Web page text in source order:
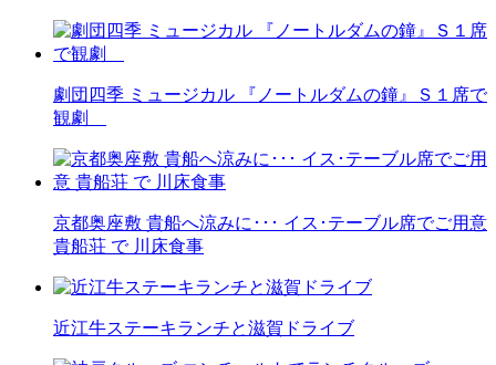
劇団四季 ミュージカル 『ノートルダムの鐘』Ｓ１席で
観劇
京都奥座敷 貴船へ涼みに･･･ イス･テーブル席でご用意
貴船荘 で 川床食事
近江牛ステーキランチと滋賀ドライブ